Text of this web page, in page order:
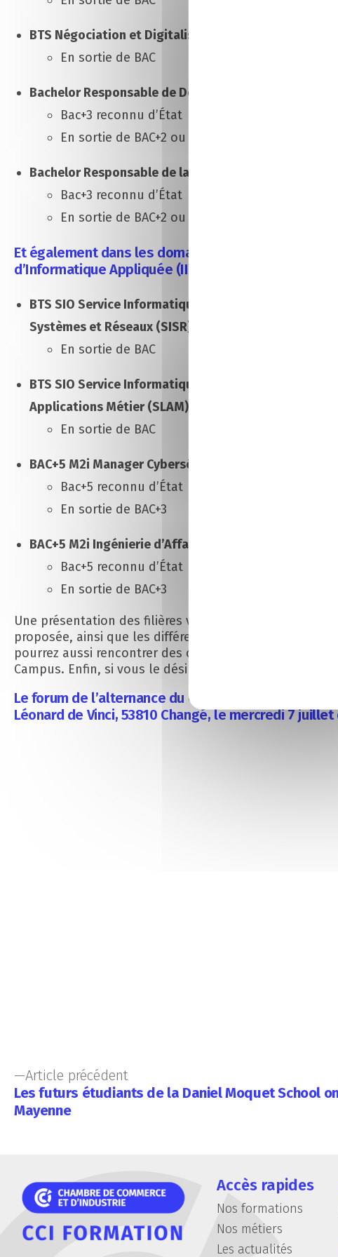
BTS Négociation et Digitalisation de la Relation client
En sortie de BAC
Bachelor Responsable de Développement Commercial
Bac+3 reconnu d’État
En sortie de BAC+2 ou après 3 ans d’expérience
Bachelor Responsable de la Distribution >>
Bac+3 reconnu d’État
En sortie de BAC+2 ou après 3 ans d’expérience
Et également dans les domaines de l’informatique
d’Informatique Appliquée (IIA) :
BTS SIO Service Informatique aux Organisations
Systèmes et Réseaux (SISR) >>
En sortie de BAC
BTS SIO Service Informatique aux Organisations
Applications Métier (SLAM) >>
En sortie de BAC
BAC+5 M2i Manager Cybersécurité >>
Bac+5 reconnu d’État
En sortie de BAC+3
BAC+5 M2i Ingénierie d’Affaires >>
Bac+5 reconnu d’État
En sortie de BAC+3
Une présentation des filières vente, commerce,
proposée, ainsi que les différentes offres en
pourrez aussi rencontrer des chargés de relation
Campus. Enfin, si vous le désirez, les premières
Le forum de l’alternance du Campus CCI Mayenne
Léonard de Vinci, 53810 Changé, le mercredi 7 juillet
Article précédent
Les futurs étudiants de la Daniel Moquet School
Mayenne
Accès rapides
Nos formations
Nos métiers
Les actualités